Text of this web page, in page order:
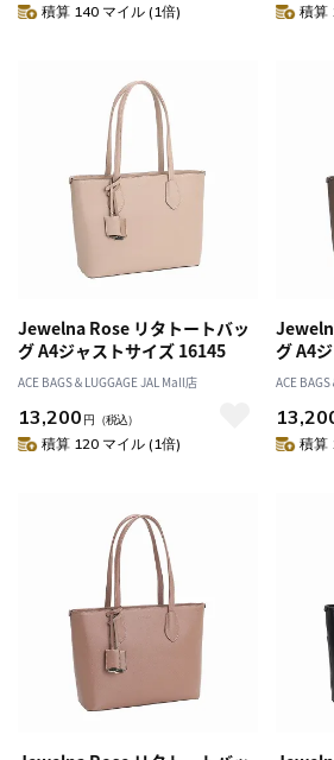
積算 140 マイル (1倍) 積算
Jewelna Rose リタトートバッ
グ A4ジャストサイズ 16145
ACE BAGS＆LUGGAGE JAL Mall店
13,200 円 （税込）
積算 120 マイル (1倍)
グ A4
ACE
積算